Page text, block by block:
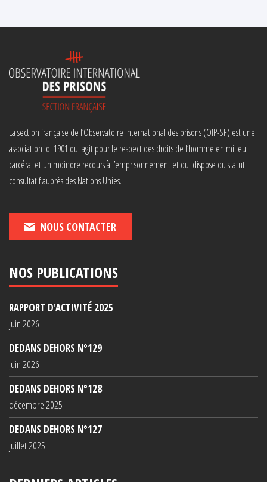
La section française de l’Observatoire international des prisons (OIP-SF) est une
association loi 1901 qui agit pour le respect des droits de l’homme en milieu
carcéral et un moindre recours à l’emprisonnement et qui dispose du statut
consultatif auprès des Nations Unies.
NOUS CONTACTER
NOS PUBLICATIONS
RAPPORT D'ACTIVITÉ 2025
juin 2026
DEDANS DEHORS N°129
juin 2026
DEDANS DEHORS N°128
décembre 2025
DEDANS DEHORS N°127
juillet 2025